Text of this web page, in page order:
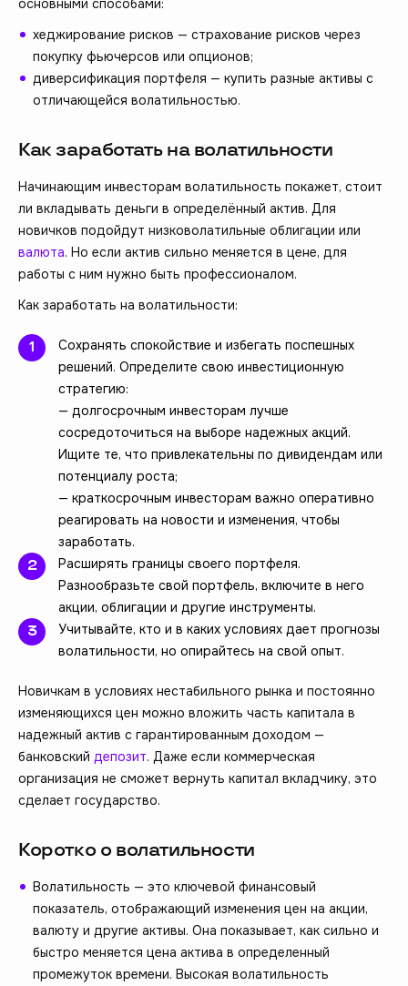
основными способами:
хеджирование рисков — страхование рисков через
покупку фьючерсов или опционов;
диверсификация портфеля — купить разные активы с
отличающейся волатильностью.
Как заработать на волатильности
Начинающим инвесторам волатильность покажет, стоит
ли вкладывать деньги в определённый актив. Для
новичков подойдут низковолатильные облигации или
валюта. Но если актив сильно меняется в цене, для
работы с ним нужно быть профессионалом.
Как заработать на волатильности:
Сохранять спокойствие и избегать поспешных
решений. Определите свою инвестиционную
стратегию:
— долгосрочным инвесторам лучше
сосредоточиться на выборе надежных акций.
Ищите те, что привлекательны по дивидендам или
потенциалу роста;
— краткосрочным инвесторам важно оперативно
реагировать на новости и изменения, чтобы
заработать.
Расширять границы своего портфеля.
Разнообразьте свой портфель, включите в него
акции, облигации и другие инструменты.
Учитывайте, кто и в каких условиях дает прогнозы
волатильности, но опирайтесь на свой опыт.
Новичкам в условиях нестабильного рынка и постоянно
изменяющихся цен можно вложить часть капитала в
надежный актив с гарантированным доходом —
банковский депозит. Даже если коммерческая
организация не сможет вернуть капитал вкладчику, это
сделает государство.
Коротко о волатильности
Волатильность — это ключевой финансовый
показатель, отображающий изменения цен на акции,
валюту и другие активы. Она показывает, как сильно и
быстро меняется цена актива в определенный
промежуток времени. Высокая волатильность